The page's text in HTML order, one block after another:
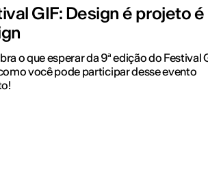
GIF: Design é projeto é
o que esperar da 9ª edição do Festival
você pode participar desse evento